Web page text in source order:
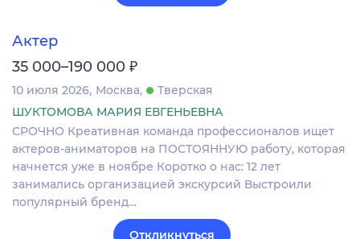
Актер
35 000–190 000 ₽
10 июля 2026 Москва
Тверская
ШУКТОМОВА МАРИЯ ЕВГЕНЬЕВНА
СРОЧНО Креативная команда профессионалов ищет
актеров-аниматоров на ПОСТОЯННУЮ работу, которая
начнется уже в ноябре Коротко о нас: 12 лет
занимались организацией экскурсий Выстроили
популярный бренд…
Откликнуться